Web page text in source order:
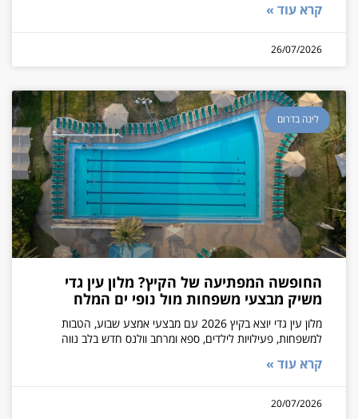
קרא עוד »
26/07/2026
לינה בדרום
החופשה המפתיעה של הקיץ? מלון עין גדי
משיק מבצעי משפחות מול נופי ים המלח
מלון עין גדי יוצא בקיץ 2026 עם מבצעי אמצע שבוע, הטבות
למשפחות, פעילויות לילדים, ספא ומרחב וולנס חדש בלב נווה
קרא עוד »
20/07/2026